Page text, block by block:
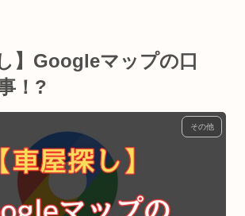
】Googleマップの口
！?
その他